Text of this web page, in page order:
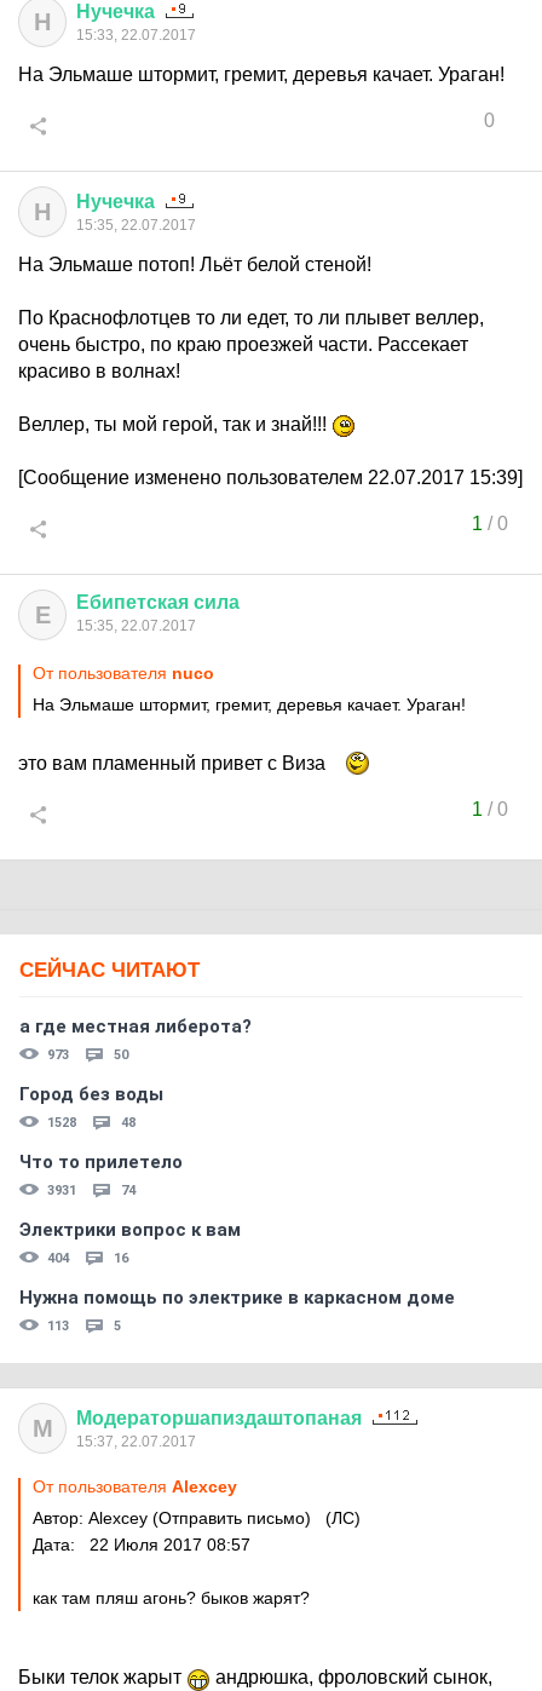
Н Нучечка
15:33, 22.07.2017
На Эльмаше штормит, гремит, деревья качает. Ураган!
0
Н Нучечка
15:35, 22.07.2017
На Эльмаше потоп! Льёт белой стеной!
По Краснофлотцев то ли едет, то ли плывет веллер,
очень быстро, по краю проезжей части. Рассекает
красиво в волнах!
Веллер, ты мой герой, так и знай!!!
[Сообщение изменено пользователем 22.07.2017 15:39]
1 /0
Е Ебипетская сила
15:35, 22.07.2017
От пользователя nuco
На Эльмаше штормит, гремит, деревья качает. Ураган!
это вам пламенный привет с Виза
1 /0
СЕЙЧАС ЧИТАЮТ
а где местная либерота?
973 50
Город без воды
1528 48
Что то прилетело
3931 74
Электрики вопрос к вам
404 16
Нужна помощь по электрике в каркасном доме
113 5
М Модераторшапиздаштопаная
15:37, 22.07.2017
От пользователя Alexcey
Автор: Alexcey (Отправить письмо) (ЛС)
Дата: 22 Июля 2017 08:57
как там пляш агонь? быков жарят?
Быки телок жарыт
андрюшка, фроловский сынок,